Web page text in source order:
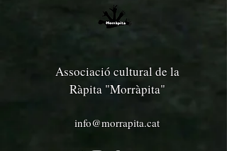
Associació cultural de la
Ràpita "Morràpita"
info@morrapita.cat